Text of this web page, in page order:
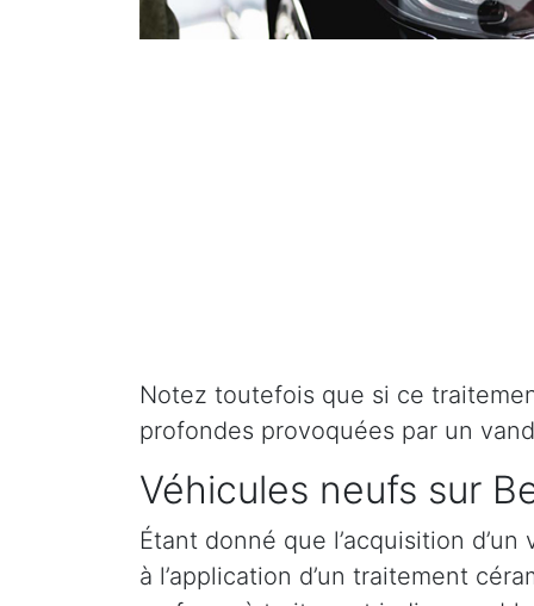
Notez toutefois que si ce
profondes provoquées par un
Véhicules neufs sur
Étant donné que l’acquisition
à l’application d’un traitement